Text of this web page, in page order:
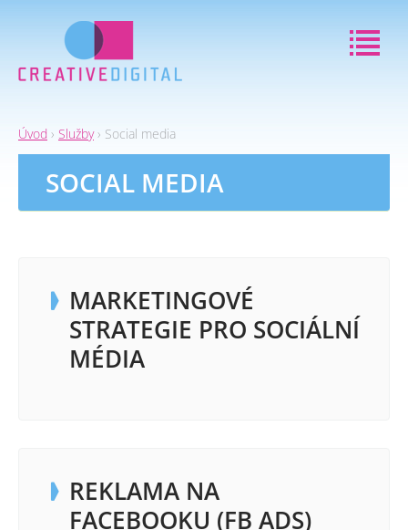
JSTE
ZDE
Úvod › Služby› Social media
SOCIAL MEDIA
MARKETINGOVÉ
STRATEGIE PRO SOCIÁLNÍ
MÉDIA
REKLAMA NA
FACEBOOKU (FB ADS)